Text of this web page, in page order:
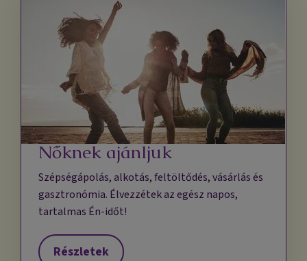
Nőknek ajánljuk
Szépségápolás, alkotás, feltöltődés, vásárlás és
gasztronómia. Élvezzétek az egész napos,
tartalmas Én-időt!
Részletek